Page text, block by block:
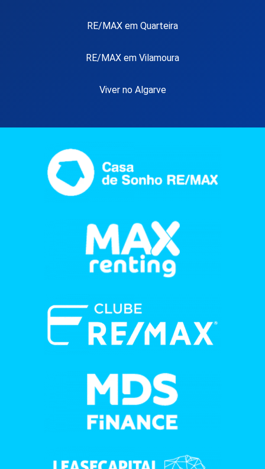
RE/MAX em Quarteira
RE/MAX em Vilamoura
Viver no Algarve